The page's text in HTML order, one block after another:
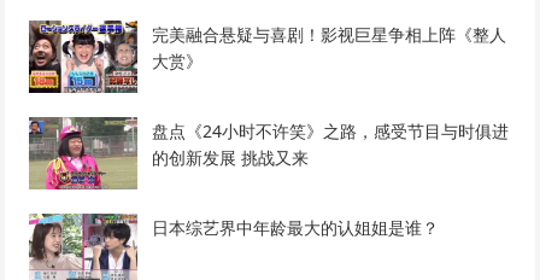
完美融合悬疑与喜剧！影视巨星争相上阵《整人
大赏》
盘点《24小时不许笑》之路，感受节目与时俱进
的创新发展 挑战又来
日本综艺界中年龄最大的认姐姐是谁？